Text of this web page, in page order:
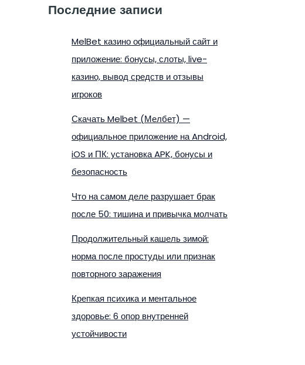
Последние записи
MelBet казино официальный сайт и
приложение: бонусы, слоты, live-
казино, вывод средств и отзывы
игроков
Скачать Melbet (Мелбет) —
официальное приложение на Android,
iOS и ПК: установка APK, бонусы и
безопасность
Что на самом деле разрушает брак
после 50: тишина и привычка молчать
Продолжительный кашель зимой:
норма после простуды или признак
повторного заражения
Крепкая психика и ментальное
здоровье: 6 опор внутренней
устойчивости